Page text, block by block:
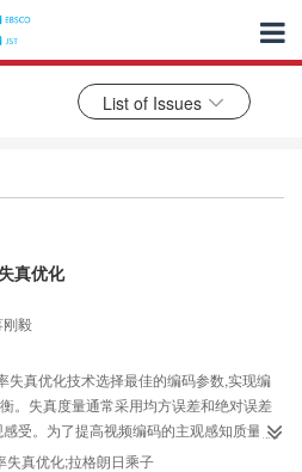
List of Issues
真优化
刚毅
失真优化技术选择最佳的编码参数,实现编
。失真度量通常采用均方误差和绝对误差
受。为了提高视频编码的主观感知质量,提
化算法,并应用于帧间率失真优化过程中。
失真优化;拉格朗日乘子